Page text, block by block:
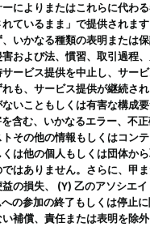
によりまたはこれらに代わ
ているまま」で提供されま
いかなる種類の表明または
および法、慣習、取引過程
ービス提供を中止し、サー
も、サービス提供が継続さ
いこともしくは有害な構成
含む、いかなるエラー、不
その他の情報もしくはコン
は他の個人もしくは団体か
はありません。さらに、甲
の損失、 (Y) 乙のアソシエ
の参加の終了もしくは停止
補償、責任または表明を除